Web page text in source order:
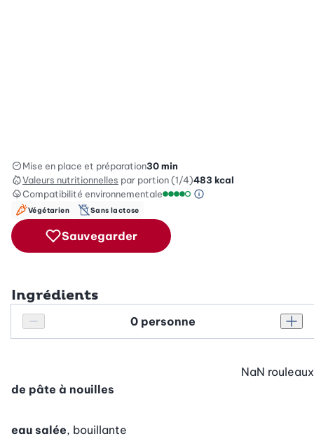
Mise en place et préparation30 min
Valeurs nutritionnelles par portion (1/4)483 kcal
Compatibilité environnementale
Information sur
Végétarien Sans lactose
Sauvegarder
Ingrédients
Réduire le nombre de personnes
Personnes
de pâte à nouilles
NaN rouleaux
eau salée, bouillante